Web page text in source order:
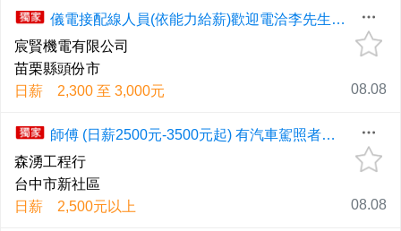
儀電接配線人員(依能力給薪)歡迎電洽李先生0903116823
宸賢機電有限公司
苗栗縣頭份市
日薪 2,300 至 3,000元
08.08
師傅 (日薪2500元-3500元起) 有汽車駕照者佳，享勞健保，可培養專業培訓證照。
森湧工程行
台中市新社區
日薪 2,500元以上
08.08